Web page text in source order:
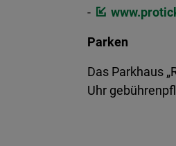
-
Parken
Das Parkhaus
Uhr